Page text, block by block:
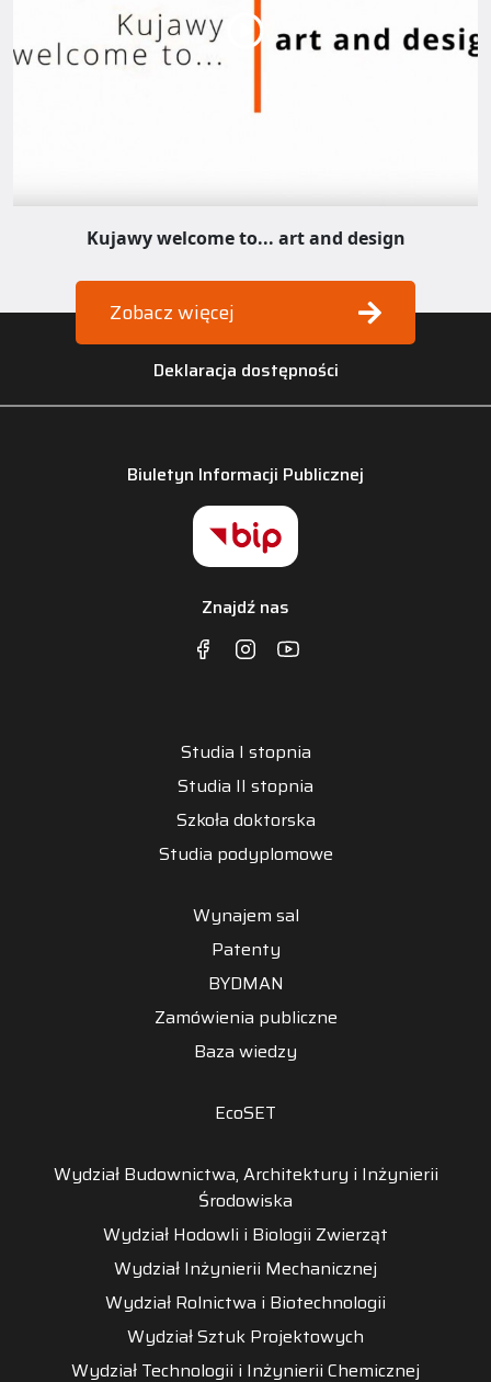
Kujawy welcome to... art and design
Zobacz więcej
Deklaracja dostępności
Biuletyn Informacji Publicznej
Znajdź nas
Studia I stopnia
Studia II stopnia
Szkoła doktorska
Studia podyplomowe
Wynajem sal
Patenty
BYDMAN
Zamówienia publiczne
Baza wiedzy
EcoSET
Wydział Budownictwa, Architektury i Inżynierii
Środowiska
Wydział Hodowli i Biologii Zwierząt
Wydział Inżynierii Mechanicznej
Wydział Rolnictwa i Biotechnologii
Wydział Sztuk Projektowych
Wydział Technologii i Inżynierii Chemicznej